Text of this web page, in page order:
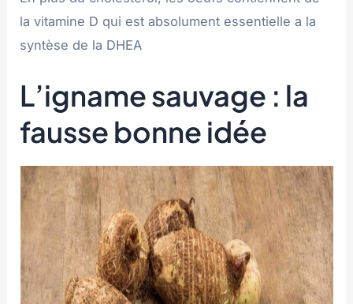
la vitamine D qui est absolument essentielle a la
syntèse de la DHEA
L’igname sauvage : la
fausse bonne idée